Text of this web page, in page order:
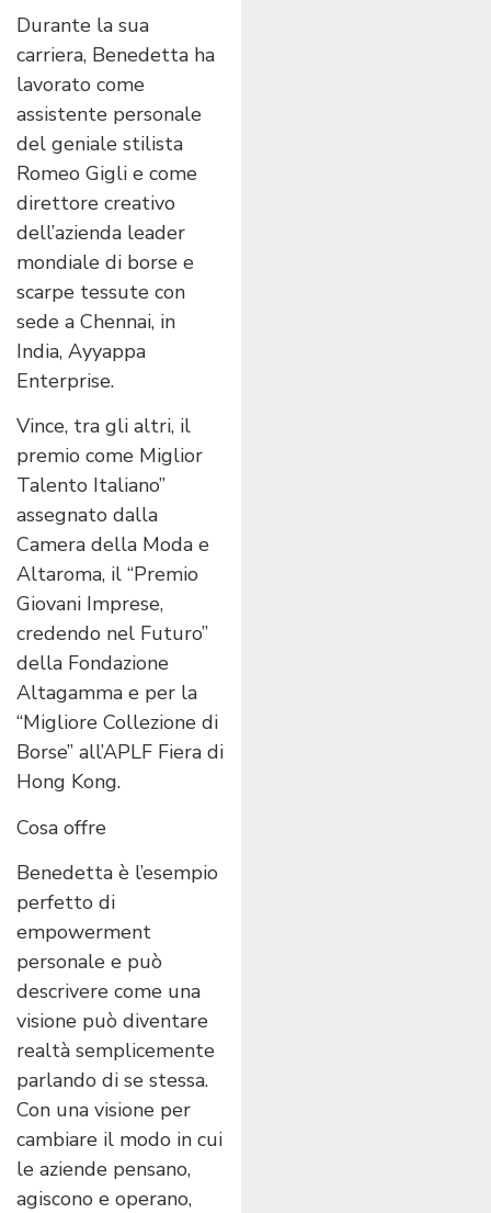
Durante la sua
carriera, Benedetta ha
lavorato come
assistente personale
del geniale stilista
Romeo Gigli e come
direttore creativo
dell’azienda leader
mondiale di borse e
scarpe tessute con
sede a Chennai, in
India, Ayyappa
Enterprise.
Vince, tra gli altri, il
premio come Miglior
Talento Italiano”
assegnato dalla
Camera della Moda e
Altaroma, il “Premio
Giovani Imprese,
credendo nel Futuro”
della Fondazione
Altagamma e per la
“Migliore Collezione di
Borse” all’APLF Fiera di
Hong Kong.
Cosa offre
Benedetta è l’esempio
perfetto di
empowerment
personale e può
descrivere come una
visione può diventare
realtà semplicemente
parlando di se stessa.
Con una visione per
cambiare il modo in cui
le aziende pensano,
agiscono e operano,